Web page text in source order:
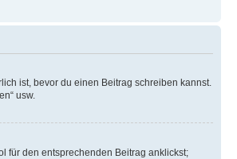
ist, bevor du einen Beitrag schreiben kannst.
usw.
für den entsprechenden Beitrag anklickst;